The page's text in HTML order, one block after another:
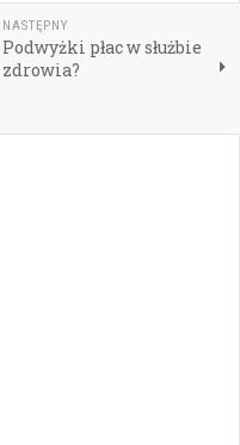
NASTĘPNY
Podwyżki płac w służbie
zdrowia?